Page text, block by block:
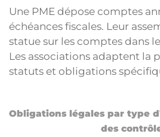
Une PME dépose comptes
échéances fiscales. Leur
statue sur les comptes dans
Les associations adaptent la
statuts et obligations
Obligations légales par type
des